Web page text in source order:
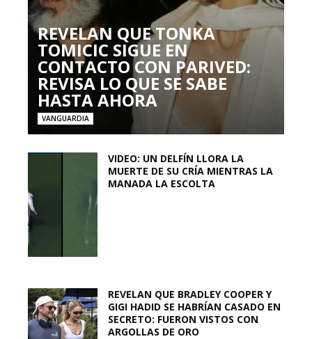
REVELAN QUE TONKA
TOMICIC SIGUE EN
CONTACTO CON PARIVED:
REVISA LO QUE SE SABE
HASTA AHORA
VANGUARDIA
VIDEO: UN DELFÍN LLORA LA
MUERTE DE SU CRÍA MIENTRAS LA
MANADA LA ESCOLTA
REVELAN QUE BRADLEY COOPER Y
GIGI HADID SE HABRÍAN CASADO EN
SECRETO: FUERON VISTOS CON
ARGOLLAS DE ORO